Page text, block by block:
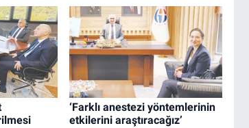
‘Farklı anestezi yöntemlerinin
etkilerini araştıracağız’